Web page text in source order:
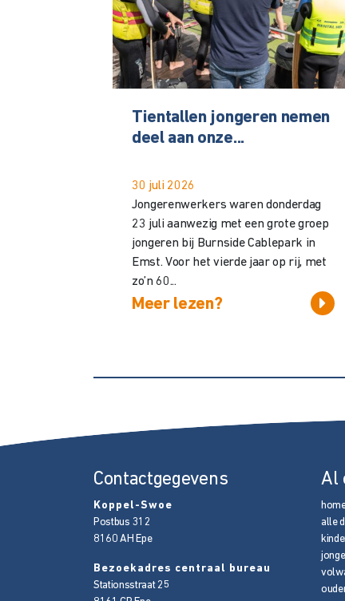
Tientallen jongeren nemen
deel aan onze...
30 juli 2026
Jongerenwerkers waren donderdag
23 juli aanwezig met een grote groep
jongeren bij Burnside Cablepark in
Emst. Voor het vierde jaar op rij, met
zo’n 60...
Meer lezen?
Contactgegevens
Koppel-Swoe
Postbus 312
8160 AH Epe
Bezoekadres centraal bureau
Stationsstraat 25
Al
alle